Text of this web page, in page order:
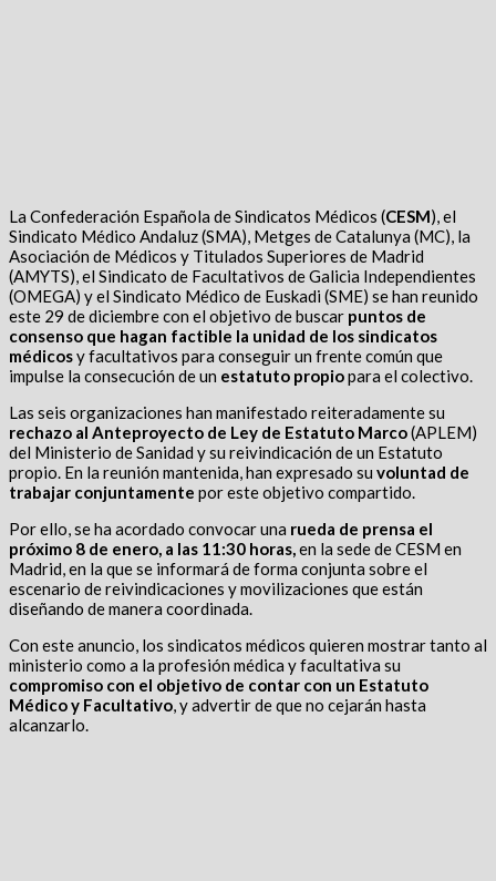
La Confederación Española de Sindicatos Médicos (CESM), el
Sindicato Médico Andaluz (SMA), Metges de Catalunya (MC), la
Asociación de Médicos y Titulados Superiores de Madrid
(AMYTS), el Sindicato de Facultativos de Galicia Independientes
(OMEGA) y el Sindicato Médico de Euskadi (SME) se han reunido
este 29 de diciembre con el objetivo de buscar puntos de
consenso que hagan factible la unidad de los sindicatos
médicosy facultativos para conseguir un frente común que
impulse la consecución de un estatuto propiopara el colectivo.
Las seis organizaciones han manifestado reiteradamente su
rechazo al Anteproyecto de Ley de Estatuto Marco(APLEM)
del Ministerio de Sanidad y su reivindicación de un Estatuto
propio. En la reunión mantenida, han expresado su voluntad de
trabajar conjuntamente por este objetivo compartido.
Por ello, se ha acordado convocar una rueda de prensa el
próximo 8 de enero, a las 11:30 horas,en la sede de CESM en
Madrid, en la que se informará de forma conjunta sobre el
escenario de reivindicaciones y movilizaciones que están
diseñando de manera coordinada.
Con este anuncio, los sindicatos médicos quieren mostrar tanto al
ministerio como a la profesión médica y facultativa su
compromiso con el objetivo de contar con un Estatuto
Médico y Facultativo, y advertir de que no cejarán hasta
alcanzarlo.